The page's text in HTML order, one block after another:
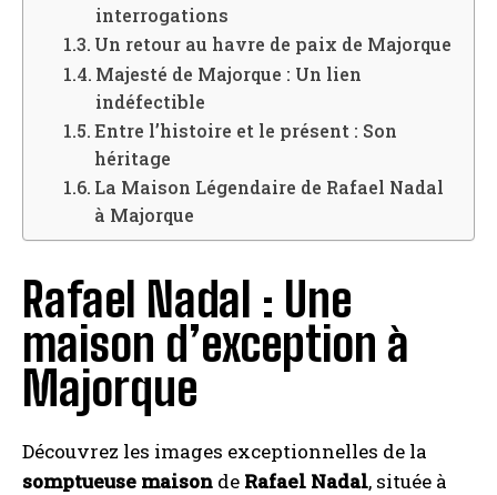
interrogations
Un retour au havre de paix de Majorque
Majesté de Majorque : Un lien
indéfectible
Entre l’histoire et le présent : Son
héritage
La Maison Légendaire de Rafael Nadal
à Majorque
Rafael Nadal : Une
maison d’exception à
Majorque
Découvrez les images exceptionnelles de la
somptueuse maison de Rafael Nadal, située à